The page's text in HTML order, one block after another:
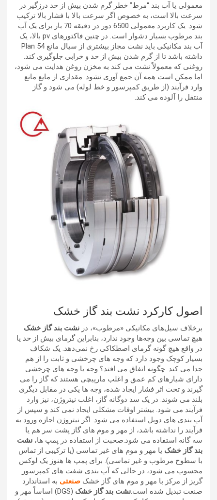
معمولی یا آب بند “مرط” خطر گرم شدن بیش از حد درزگیر در
سرعت بالا است، به خصوص اگر سرعت بالا با فشار بالا ترکیب
شود. یک کاربرد معمولی 6500 دور در دقیقه 70 بار برای یک آب
بند مرطوب بسیار دشوار است. در چنین فاکتورهای pv بالا، یک
آب بند مکانیکی باید نشت مجاز بیشتری از سیال مانع Plan 54
داشته باشد تا از گرم شدن بیش از حد و خرابی جلوگیری کند.
روغنی که معمولاً نشت می کند به مخزن روغن هدایت می شود،
اما ممکن است همه آن جمع آوری نشود. مقداری از مایع مانع
وارد فرآیند (از طریق کمپرسور و خط لوله) می شود و گاز
منتقل را آلوده می کند.
اصول کارکرد نشت بند گاز خشک
برخلاف سیل‌های مکانیکی «مرطوب»، در نشت بند گاز خشک
هیچ تماسی بین وجه‌ها وجود ندارد، بنابراین گرمای بیش از حد یا
در واقع هیچ گونه گرمای اصطکاکی رخ نمی‌دهد. یک شکاف
بسیار کوچک وجود دارد که وجه های چرخشی و ثابت را از هم
جدا می کند. چگونه اتفاق می افتد؟ وجه یا وجه های چرخشی
دارای شیارهای کم عمق و اغلب مارپیچی هستند که گاز را می
گیرند و تحت اثر فشار ایجاد شده، وجه ها یکی در مقابل دیگری
بلند می شوند. در یک سد دوگانه گاز، اغلب نیتروژن، نیز وارد
فرآیند می شود. بیشتر اوقات مشکلی ایجاد نمی کند و سپس از
آب بندی های دوبل استفاده می شود. اگر نیتروژن اجازه ورود به
فرآیند را نداشته باشد، از مهر و موم های گاز پشت سر هم یا
سه گانه استفاده می شود.صحبت از استفاده در پمپ ها، نشت
بند گاز خشک یا مهر و موم های غیر تماسی (یا ترکیبی از تماس
با سطوح مرطوب و غیر تماسی). برای پمپ ها هنوز یک لوکس
محسوب می شود، در حالی که آب بندی شفت های کمپرسور
گریز از مرکز با مهر و موم های گاز خشک صنعتی به استاندارد
صنعت تبدیل شده است.نشت بند گاز خشک
(DGS) اساساً مهر و